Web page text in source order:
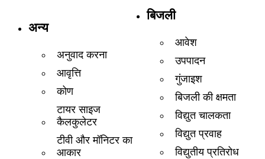
अन्य
अनुवाद करना
आवृत्ति
कोण
टायर साइज
कैलकुलेटर
टीवी और मॉनिटर का
आकार
बिजली
आवेश
उपपादन
गुंजाइश
बिजली की क्षमता
विद्युत चालकता
विद्युत प्रवाह
विद्युतीय प्रतिरोध